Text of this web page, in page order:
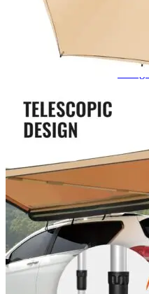
Navigație
Portbagaj Plafon
Sub 350 Litri
Peste 350